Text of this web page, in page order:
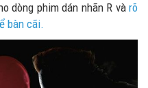
dòng phim dán nhãn R và rõ
bàn cãi.